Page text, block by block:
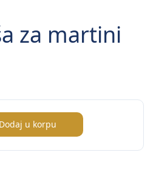
za martini
Dodaj u korpu